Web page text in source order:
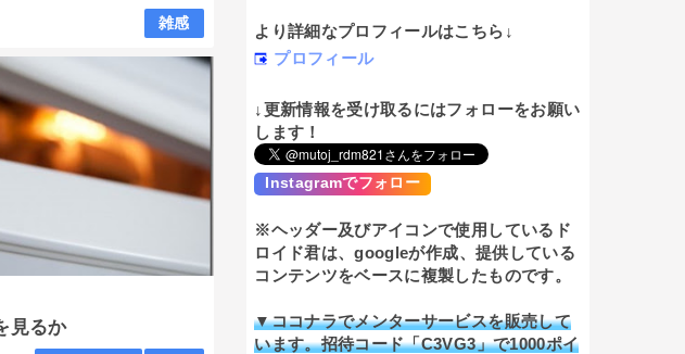
雑感
見るか
より詳細なプロフィールはこちら↓
プロフィール
↓更新情報を受け取るにはフォローをお願い
します！
Instagramでフォロー
※ヘッダー及びアイコンで使用しているド
ロイド君は、googleが作成、提供している
コンテンツをベースに複製したものです。
▼ココナラでメンターサービスを販売して
います。招待コード「C3VG3」で1000ポイ